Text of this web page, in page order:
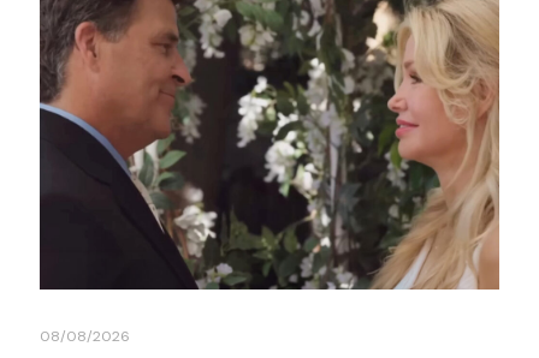
08/08/2026